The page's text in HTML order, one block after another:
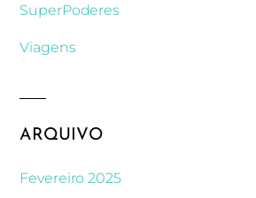
SuperPoderes
Viagens
ARQUIVO
Fevereiro 2025